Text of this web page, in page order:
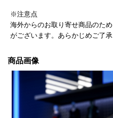
※注意点
海外からのお取り寄せ商品のた
がございます。あらかじめご了承
商品画像